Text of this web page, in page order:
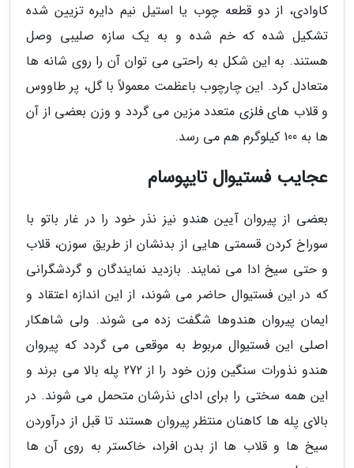
کاوادی، از دو قطعه چوب یا استیل نیم دایره تزیین شده
تشکیل شده که خم شده و به یک سازه صلیبی وصل
هستند. به این شکل به راحتی می توان آن را روی شانه ها
متعادل کرد. این چارچوب باعظمت معمولاً با گل، پر طاووس
و قلاب های فلزی متعدد مزین می گردد و وزن بعضی از آن
ها به 100 کیلوگرم هم می رسد.
عجایب فستیوال تایپوسام
بعضی از پیروان آیین هندو نیز نذر خود را در غار باتو با
سوراخ کردن قسمتی هایی از بدنشان از طریق سوزن، قلاب
و حتی سیخ ادا می نمایند. بازدید نمایندگان و گردشگرانی
که در این فستیوال حاضر می شوند، از این اندازه اعتقاد و
ایمان پیروان هندوها شگفت زده می شوند. ولی شاهکار
اصلی این فستیوال مربوط به موقعی می گردد که پیروان
هندو نذورات سنگین وزن خود را از 272 پله بالا می برند و
این همه سختی را برای ادای نذرشان متحمل می شوند. در
بالای پله ها کاهنان منتظر پیروان هستند تا قبل از درآوردن
سیخ ها و قلاب ها از بدن افراد، خاکستر به روی آن ها